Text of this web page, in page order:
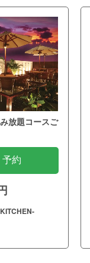
放題コースご
予約